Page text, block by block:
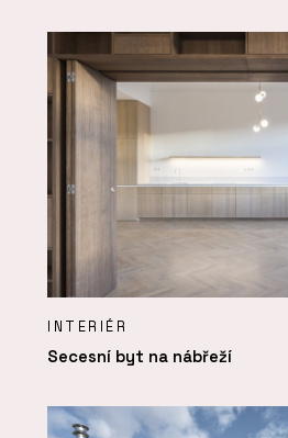
INTERIÉR
Secesní byt na nábřeží